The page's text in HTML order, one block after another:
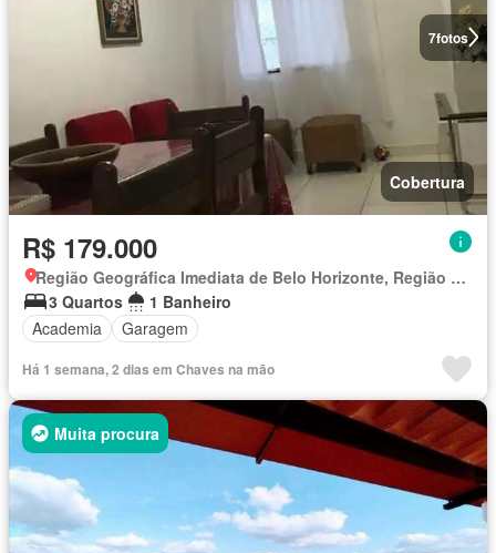
7fotos
Cobertura
R$ 179.000
Região Geográfica Imediata de Belo Horizonte, Região Metropolitana de Belo Horizonte
3 Quartos
1 Banheiro
Academia
Garagem
Há 1 semana, 2 dias em Chaves na mão
Muita procura